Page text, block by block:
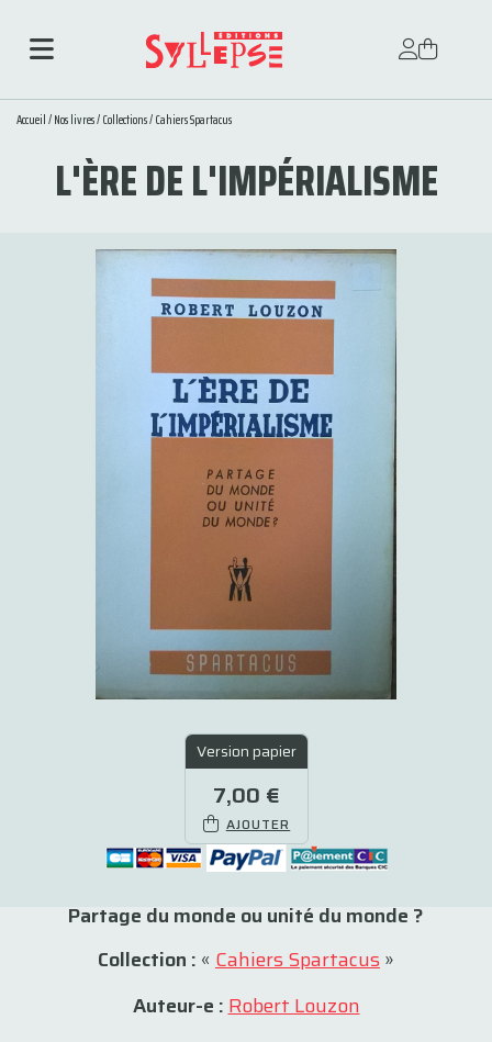
Accueil/Nos livres/Collections/Cahiers Spartacus
L'ÈRE DE L'IMPÉRIALISME
Version papier
7,00 €
AJOUTER
Partage du monde ou unité du monde ?
Collection : « Cahiers Spartacus»
Auteur-e :Robert Louzon